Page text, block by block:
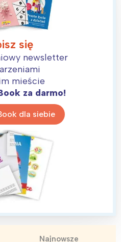
się
newsletter
mieście
za darmo!
dla siebie
Najnowsze